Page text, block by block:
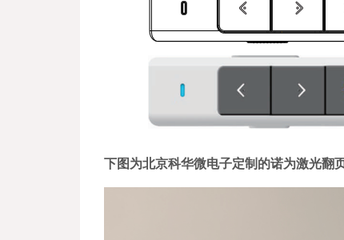
下图为北京科华微电子定制的诺为激光翻